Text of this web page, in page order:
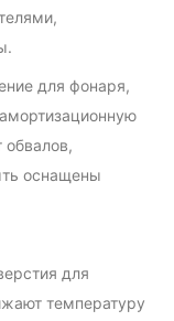
для фонаря,
обвалов,
оснащены
для
температуру